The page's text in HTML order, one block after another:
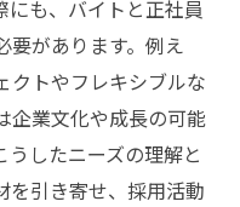
基準の設定
ップの重要性
の構築
けたデータ活用
でステップアップ
にも、バイトと正社員
要があります。例え
クトやフレキシブルな
企業文化や成長の可能
したニーズの理解と
を引き寄せ、採用活動